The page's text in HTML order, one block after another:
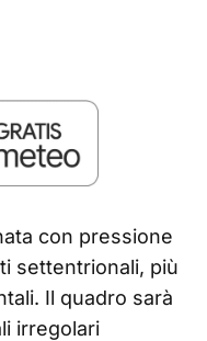
con pressione
settentrionali, più
Il quadro sarà
irregolari